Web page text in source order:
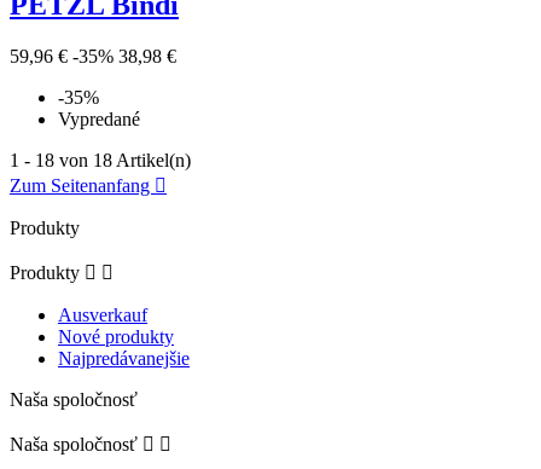
59,96 € -35% 38,98 €
-35%
Vypredané
1 - 18 von 18 Artikel(n)
Zum Seitenanfang 
Produkty
Produkty  
Ausverkauf
Nové produkty
Najpredávanejšie
Naša spoločnosť
Naša spoločnosť  